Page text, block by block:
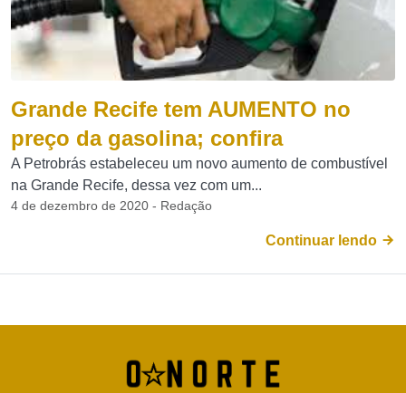
Grande Recife tem AUMENTO no
preço da gasolina; confira
A Petrobrás estabeleceu um novo aumento de combustível
na Grande Recife, dessa vez com um...
4 de dezembro de 2020 - Redação
Continuar lendo